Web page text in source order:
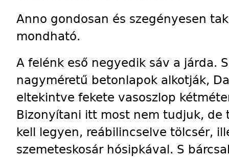
Anno gondosan és szegényesen
mondható.
A felénk eső negyedik sáv a járda.
nagyméretű betonlapok alkotják,
eltekintve fekete vasoszlop
Bizonyítani itt most nem tudjuk, de
kell legyen, reábilincselve tölcsér,
szemeteskosár hósipkával. S